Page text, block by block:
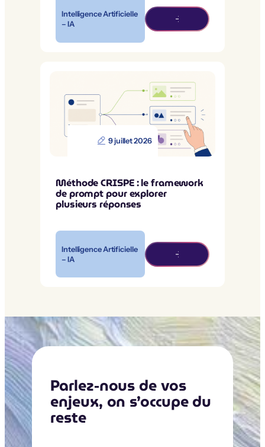
Intelligence Artificielle
– IA
9 juillet 2026
Méthode CRISPE : le framework
de prompt pour explorer
plusieurs réponses
Intelligence Artificielle
– IA
Parlez-nous de vos
enjeux, on s’occupe du
reste